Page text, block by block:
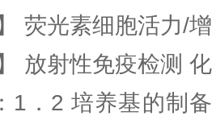
荧光素细胞活力/
放射性免疫检测
1．2 培养基的制